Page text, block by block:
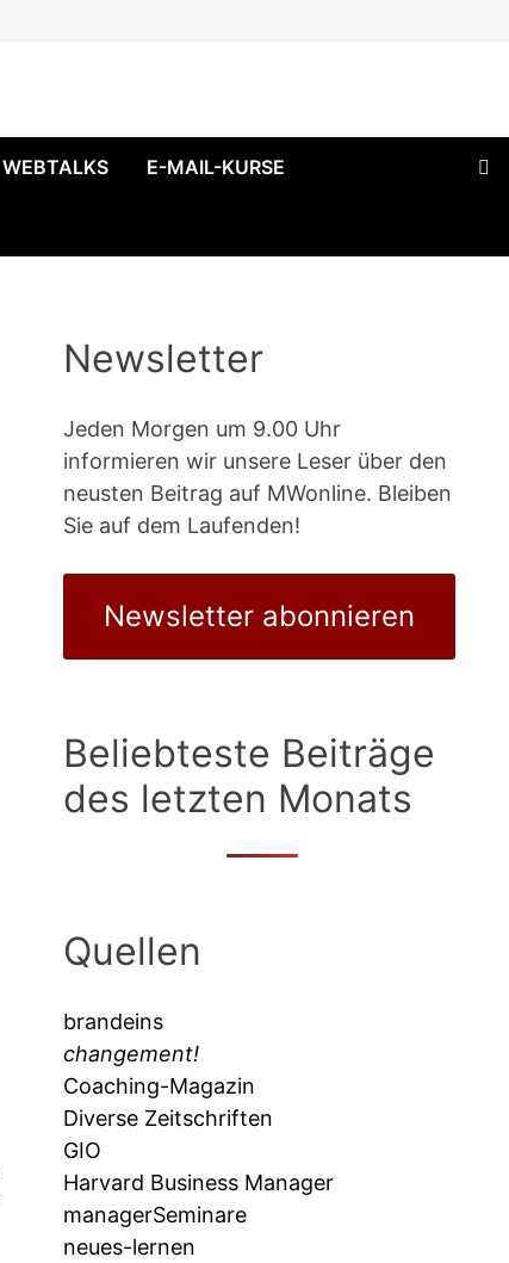
WEBTALKS E-MAIL-KURSE
Newsletter
Jeden Morgen um 9.00 Uhr
informieren wir unsere Leser über den
neusten Beitrag auf MWonline. Bleiben
Sie auf dem Laufenden!
Newsletter abonnieren
Beliebteste Beiträge
des letzten Monats
Quellen
brandeins
changement!
Coaching-Magazin
Diverse Zeitschriften
GIO
Harvard Business Manager
managerSeminare
neues-lernen